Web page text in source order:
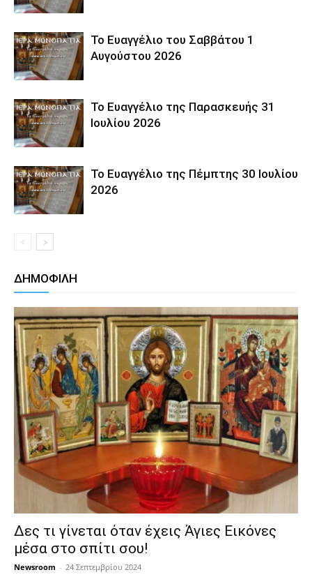
Το Ευαγγέλιο του Σαββάτου 1
Αυγούστου 2026
Το Ευαγγέλιο της Παρασκευής 31
Ιουλίου 2026
Το Ευαγγέλιο της Πέμπτης 30 Ιουλίου
2026
ΔΗΜΟΦΙΛΗ
Δες τι γίνεται όταν έχεις Άγιες Εικόνες
μέσα στο σπίτι σου!
Newsroom - 24 Σεπτεμβρίου 2024